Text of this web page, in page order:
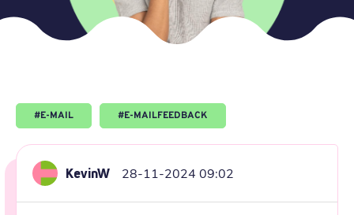
#E-MAIL #E-MAILFEEDBACK
KevinW 28-11-2024 09:02